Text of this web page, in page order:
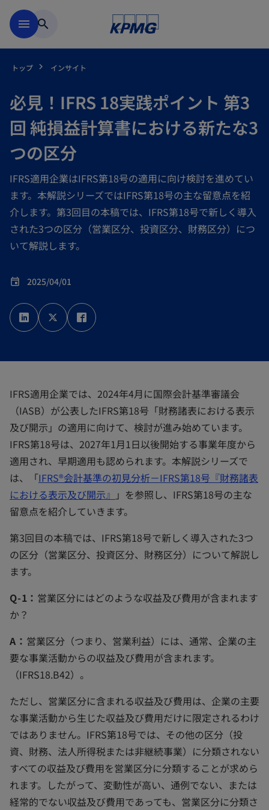
menu search
トップ インサイト
必見！IFRS 18実践ポイント 第3
回 純損益計算書における新たな3
つの区分
IFRS適用企業はIFRS第18号の適用に向け検討を進めてい
ます。本解説シリーズではIFRS第18号の主な留意点を紹
介します。第3回目の本稿では、IFRS第18号で新しく導入
された3つの区分（営業区分、投資区分、財務区分）につ
いて解説します。
event 2025/04/01
新
し
い
タ
新
し
い
タ
し
い
IFRS適用企業では、2024年4月に国際会計基準審議会
（IASB）が公表したIFRS第18号「財務諸表における表示
及び開示」の適用に向けて、検討が進み始めています。
IFRS第18号は、2027年1月1日以後開始する事業年度から
適用され、早期適用も認められます。本解説シリーズで
は、「IFRS®会計基準の初見分析－IFRS第18号『財務諸表
における表示及び開示』 」を参照し、IFRS第18号の主な
留意点を紹介していきます。
第3回目の本稿では、IFRS第18号で新しく導入された3つ
の区分（営業区分、投資区分、財務区分）について解説し
ます。
Q-1： 営業区分にはどのような収益及び費用が含まれます
か？
A： 営業区分（つまり、営業利益）には、通常、企業の主
要な事業活動からの収益及び費用が含まれます。
（IFRS18.B42）。
ただし、営業区分に含まれる収益及び費用は、企業の主要
な事業活動から生じた収益及び費用だけに限定されるわけ
ではありません。IFRS第18号では、その他の区分（投
資、財務、法人所得税または非継続事業）に分類されない
すべての収益及び費用を営業区分に分類することが求めら
れます。したがって、変動性が高い、通例でない、または
経常的でない収益及び費用であっても、営業区分に分類さ